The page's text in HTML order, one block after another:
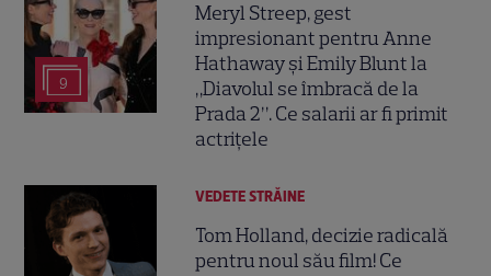
9
Meryl Streep, gest
impresionant pentru Anne
Hathaway și Emily Blunt la
„Diavolul se îmbracă de la
Prada 2”. Ce salarii ar fi primit
actrițele
VEDETE STRĂINE
Tom Holland, decizie radicală
pentru noul său film! Ce